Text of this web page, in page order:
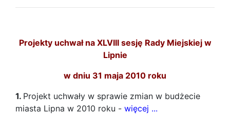
Projekty uchwał na XLVIII sesję Rady Miejskiej w
Lipnie
w dniu 31 maja 2010 roku
1. Projekt uchwały w sprawie zmian w budżecie
miasta Lipna w 2010 roku - więcej ...